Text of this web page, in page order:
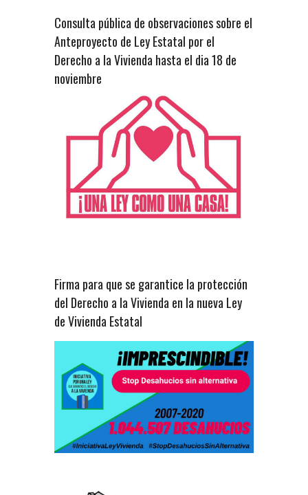
Consulta pública de observaciones sobre el
Anteproyecto de Ley Estatal por el
Derecho a la Vivienda hasta el dia 18 de
noviembre
Firma para que se garantice la protección
del Derecho a la Vivienda en la nueva Ley
de Vivienda Estatal